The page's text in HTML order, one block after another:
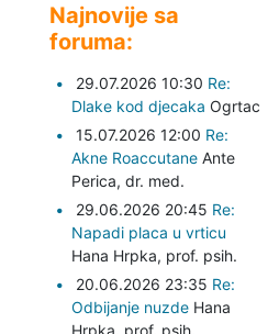
Najnovije sa
foruma:
29.07.2026 10:30 Re:
Dlake kod djecaka Ogrtac
15.07.2026 12:00 Re:
Akne Roaccutane Ante
Perica, dr. med.
29.06.2026 20:45 Re:
Napadi placa u vrticu
Hana Hrpka, prof. psih.
20.06.2026 23:35 Re:
Odbijanje nuzde Hana
Hrpka, prof. psih.